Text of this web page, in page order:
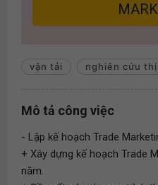
vận tải nghiên cứu
Mô tả công việc
- Lập kế hoạch Trade
+ Xây dựng kế hoạch Trade
năm.